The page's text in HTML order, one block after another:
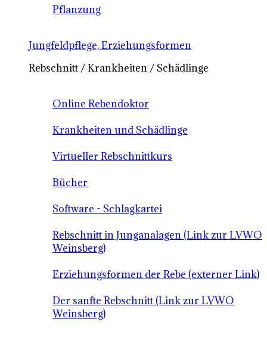
Pflanzung
Jungfeldpflege, Erziehungsformen
Rebschnitt / Krankheiten / Schädlinge
Online Rebendoktor
Krankheiten und Schädlinge
Virtueller Rebschnittkurs
Bücher
Software - Schlagkartei
Rebschnitt in Junganalagen (Link zur LVWO
Weinsberg)
Erziehungsformen der Rebe (externer Link)
Der sanfte Rebschnitt (Link zur LVWO
Weinsberg)